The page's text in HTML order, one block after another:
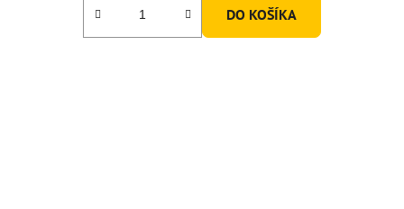
DO KOŠÍKA